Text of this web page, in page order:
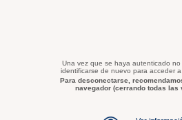
Una vez que se haya autenticado no
identificarse de nuevo para acceder a
Para desconectarse,
navegador (cerrando todas las